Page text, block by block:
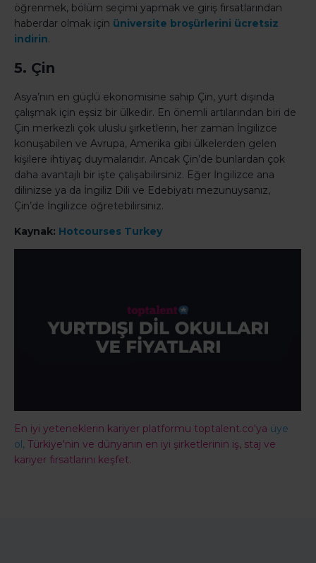
öğrenmek, bölüm seçimi yapmak ve giriş fırsatlarından
haberdar olmak için üniversite broşürlerini ücretsiz
indirin.
5. Çin
Asya’nın en güçlü ekonomisine sahip Çin, yurt dışında
çalışmak için eşsiz bir ülkedir. En önemli artılarından biri de
Çin merkezli çok uluslu şirketlerin, her zaman İngilizce
konuşabilen ve Avrupa, Amerika gibi ülkelerden gelen
kişilere ihtiyaç duymalarıdır. Ancak Çin’de bunlardan çok
daha avantajlı bir işte çalışabilirsiniz. Eğer İngilizce ana
dilinizse ya da İngiliz Dili ve Edebiyatı mezunuysanız,
Çin’de İngilizce öğretebilirsiniz.
Kaynak: Hotcourses Turkey
En iyi yeteneklerin kariyer platformu toptalent.co'ya üye
ol, Türkiye'nin ve dünyanın en iyi şirketlerinin iş, staj ve
kariyer fırsatlarını keşfet.